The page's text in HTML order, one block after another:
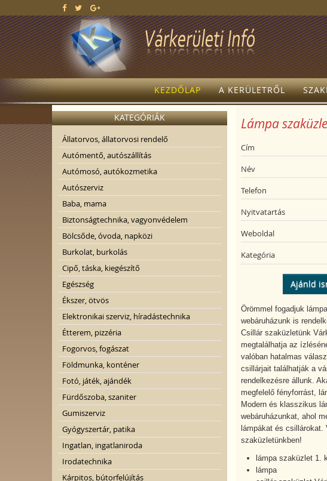
KEZDŐLAP A KERÜLETRŐL
KATEGÓRIÁK
Állatorvos, állatorvosi rendelő
Autómentő, autószállítás
Autómosó, autókozmetika
Autószerviz
Baba, mama
Biztonságtechnika, vagyonvédelem
Bölcsőde, óvoda, napközi
Burkolat, burkolás
Cipő, táska, kiegészítő
Egészség
Ékszer, ötvös
Elektronikai szerviz, híradástechnika
Étterem, pizzéria
Fogorvos, fogászat
Földmunka, konténer
Fotó, játék, ajándék
Fürdőszoba, szaniter
Gumiszerviz
Gyógyszertár, patika
Ingatlan, ingatlaniroda
Irodatechnika
Kárpitos, bútorfelújítás
Lámpa
Cím
Név
Telefon
Nyitvatartás
Weboldal
Kategória
Ajánld
Örömmel fogadjuk
webáruházunk is
Csillár szaküzletünk
megtalálhatja az
valóban hatalmas
csillárjait találhatják a
rendelkezésre állunk.
megfelelő fényforrást,
Modern és klasszikus
webáruházunkat, ahol
lámpákat és csillárokat.
szaküzletünkben!
lámpa szaküzlet 1.
lámpa